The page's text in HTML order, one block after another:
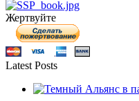
Жертвуйте
Latest Posts